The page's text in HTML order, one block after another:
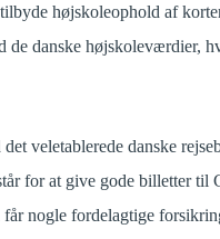
højskoleophold af
de danske højskoleværdier,
veletablerede danske
for at give gode billetter til
nogle fordelagtige